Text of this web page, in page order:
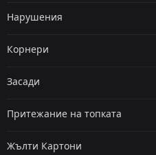
Нарушения
Корнери
Засади
Притежание на топката
Жълти Картони